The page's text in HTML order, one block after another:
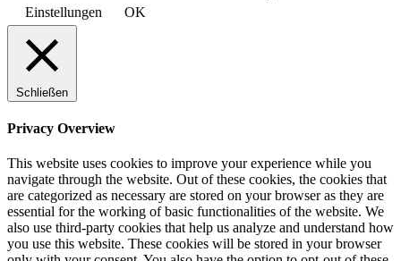
Einstellungen
OK
Schließen
Privacy Overview
This website uses cookies to improve your experience while you
navigate through the website. Out of these cookies, the cookies that
are categorized as necessary are stored on your browser as they are
essential for the working of basic functionalities of the website. We
also use third-party cookies that help us analyze and understand how
you use this website. These cookies will be stored in your browser